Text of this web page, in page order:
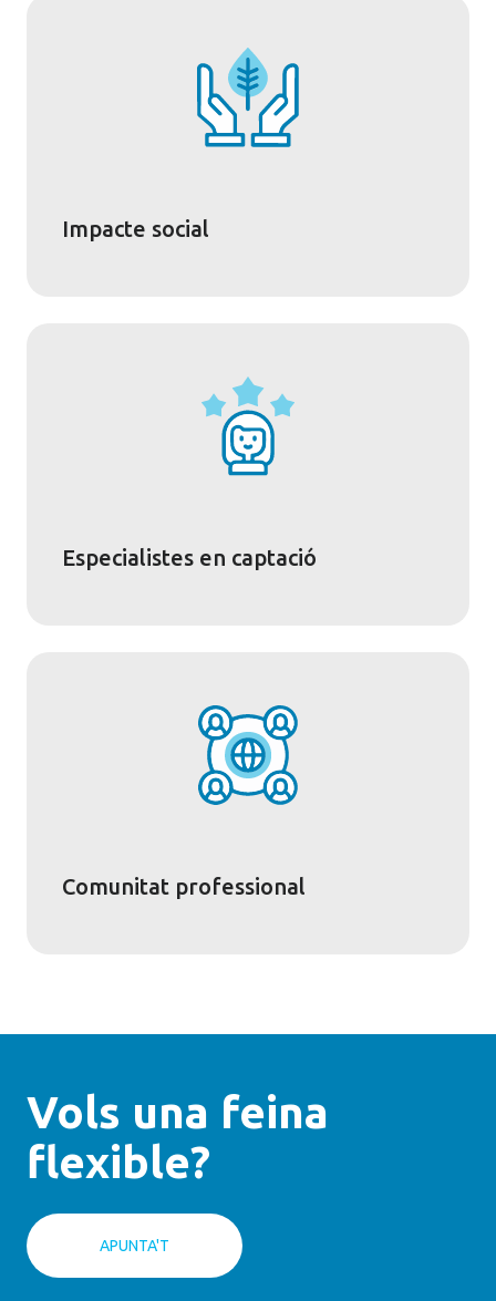
Impacte social
Especialistes en captació
Comunitat professional
Vols una feina
flexible?
APUNTA'T